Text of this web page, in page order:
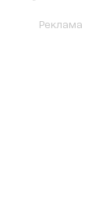
Реклама